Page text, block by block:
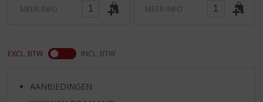
MEER INFO MEER INFO
EXCL. BTW INCL. BTW
AANBIEDINGEN